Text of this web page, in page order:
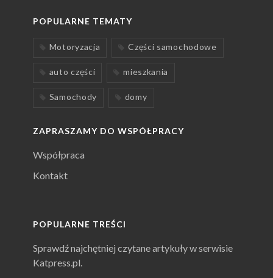
POPULARNE TEMATY
Motoryzacja Części samochodowe
auto części mieszkania
Samochody domy
ZAPRASZAMY DO WSPÓŁPRACY
Współpraca
Kontakt
POPULARNE TREŚCI
Sprawdź najchętniej czytane artykuły w serwisie
Katpress.pl.